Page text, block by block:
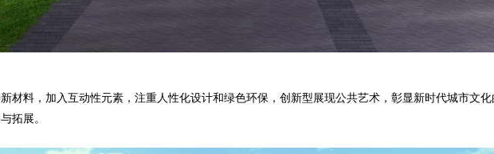
材料，加入互动性元素，注重人性化设计和绿色环保，创新型展现公共艺术，彰显新时代城市文
拓展。